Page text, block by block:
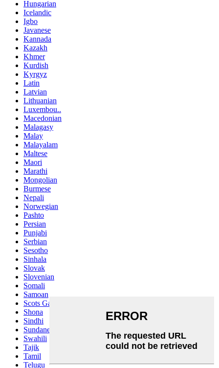
Hungarian
Icelandic
Igbo
Javanese
Kannada
Kazakh
Khmer
Kurdish
Kyrgyz
Latin
Latvian
Lithuanian
Luxembou..
Macedonian
Malagasy
Malay
Malayalam
Maltese
Maori
Marathi
Mongolian
Burmese
Nepali
Norwegian
Pashto
Persian
Punjabi
Serbian
Sesotho
Sinhala
Slovak
Slovenian
Somali
Samoan
Scots Gaelic
Shona
Sindhi
Sundanese
Swahili
Tajik
Tamil
Telugu